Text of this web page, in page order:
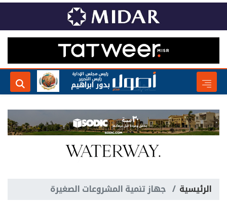
رئيس مجلس الإدارة
رئيس التحرير
بدور ابراهيم
الرئيسية جهاز تنمية المشروعات الصغيرة